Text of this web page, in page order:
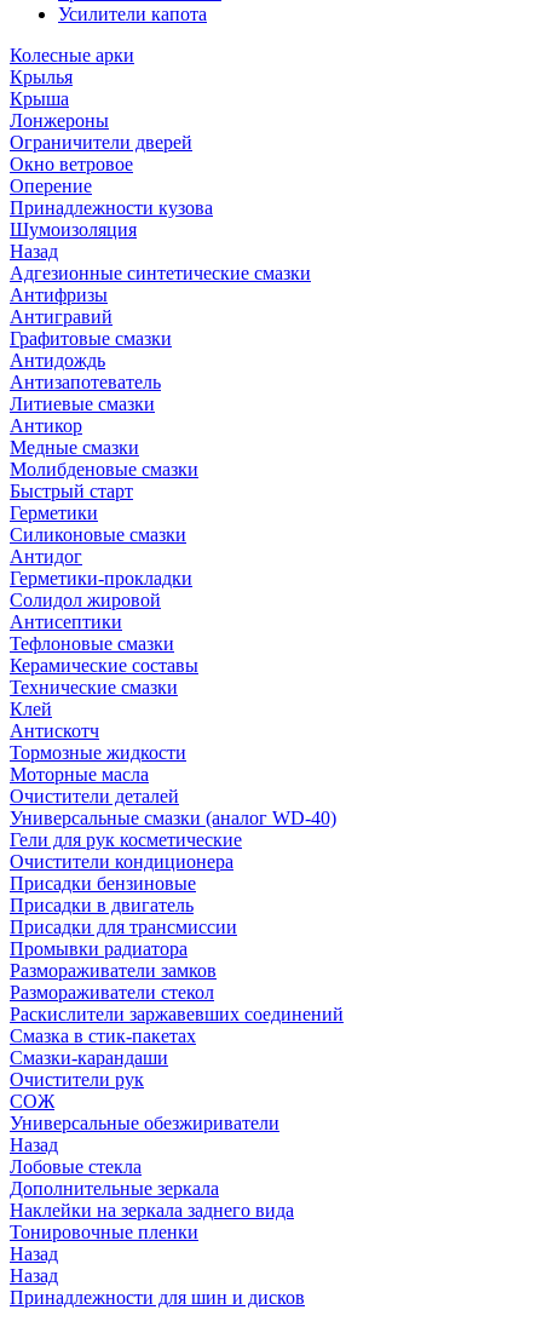
Усилители капота
Колесные арки
Крылья
Крыша
Лонжероны
Ограничители дверей
Окно ветровое
Оперение
Принадлежности кузова
Шумоизоляция
Назад
Адгезионные синтетические смазки
Антифризы
Антигравий
Графитовые смазки
Антидождь
Антизапотеватель
Литиевые смазки
Антикор
Медные смазки
Молибденовые смазки
Быстрый старт
Герметики
Силиконовые смазки
Антидог
Герметики-прокладки
Солидол жировой
Антисептики
Тефлоновые смазки
Керамические составы
Технические смазки
Клей
Антискотч
Тормозные жидкости
Моторные масла
Очистители деталей
Универсальные смазки (аналог WD-40)
Гели для рук косметические
Очистители кондиционера
Присадки бензиновые
Присадки в двигатель
Присадки для трансмиссии
Промывки радиатора
Размораживатели замков
Размораживатели стекол
Раскислители заржавевших соединений
Смазка в стик-пакетах
Смазки-карандаши
Очистители рук
СОЖ
Универсальные обезжириватели
Назад
Лобовые стекла
Дополнительные зеркала
Наклейки на зеркала заднего вида
Тонировочные пленки
Назад
Назад
Принадлежности для шин и дисков